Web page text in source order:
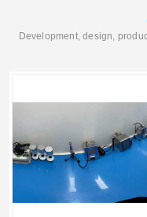
Development, design,